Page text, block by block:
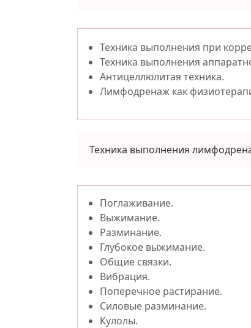
Техника выполнения при
Техника выполнения
Антицеллюлитая техника.
Лимфодренаж как
Техника выполнения
Поглаживание.
Выжимание.
Разминание.
Глубокое выжимание.
Общие связки.
Вибрация.
Поперечное растирание.
Силовые разминание.
Кулолы.